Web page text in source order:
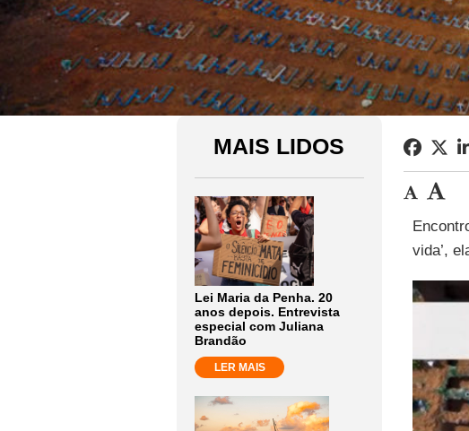
MAIS LIDOS
Lei Maria da Penha. 20
anos depois. Entrevista
especial com Juliana
Brandão
LER MAIS
vida’,